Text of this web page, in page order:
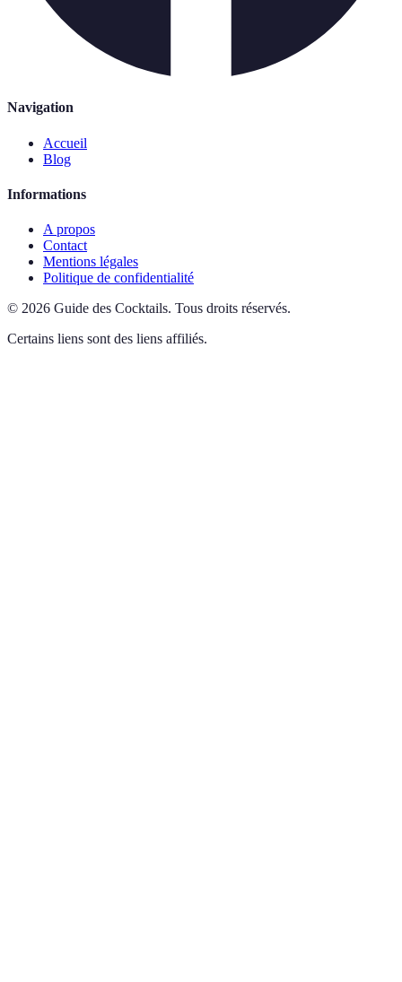
Navigation
Accueil
Blog
Informations
A propos
Contact
Mentions légales
Politique de confidentialité
© 2026 Guide des Cocktails. Tous droits réservés.
Certains liens sont des liens affiliés.